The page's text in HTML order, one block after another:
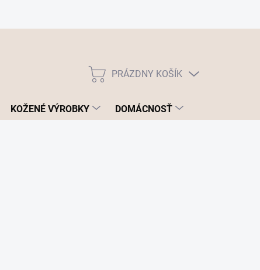
NÁKUPNÝ
PRÁZDNY KOŠÍK
KOŽENÉ VÝROBKY DOMÁCNOSŤ